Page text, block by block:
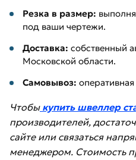
Резка в размер:
под ваши чертежи.
Доставка: собственный
Московской области.
Самовывоз:
Чтобы купить швеллер
производителей,
сайте или связаться
менеджером. Стоимость